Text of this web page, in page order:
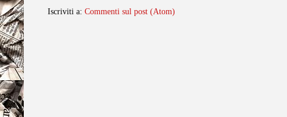
Iscriviti a: Commenti sul post (Atom)